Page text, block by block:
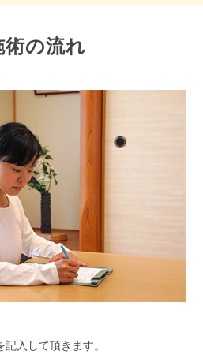
術の流れ
入して頂きます。